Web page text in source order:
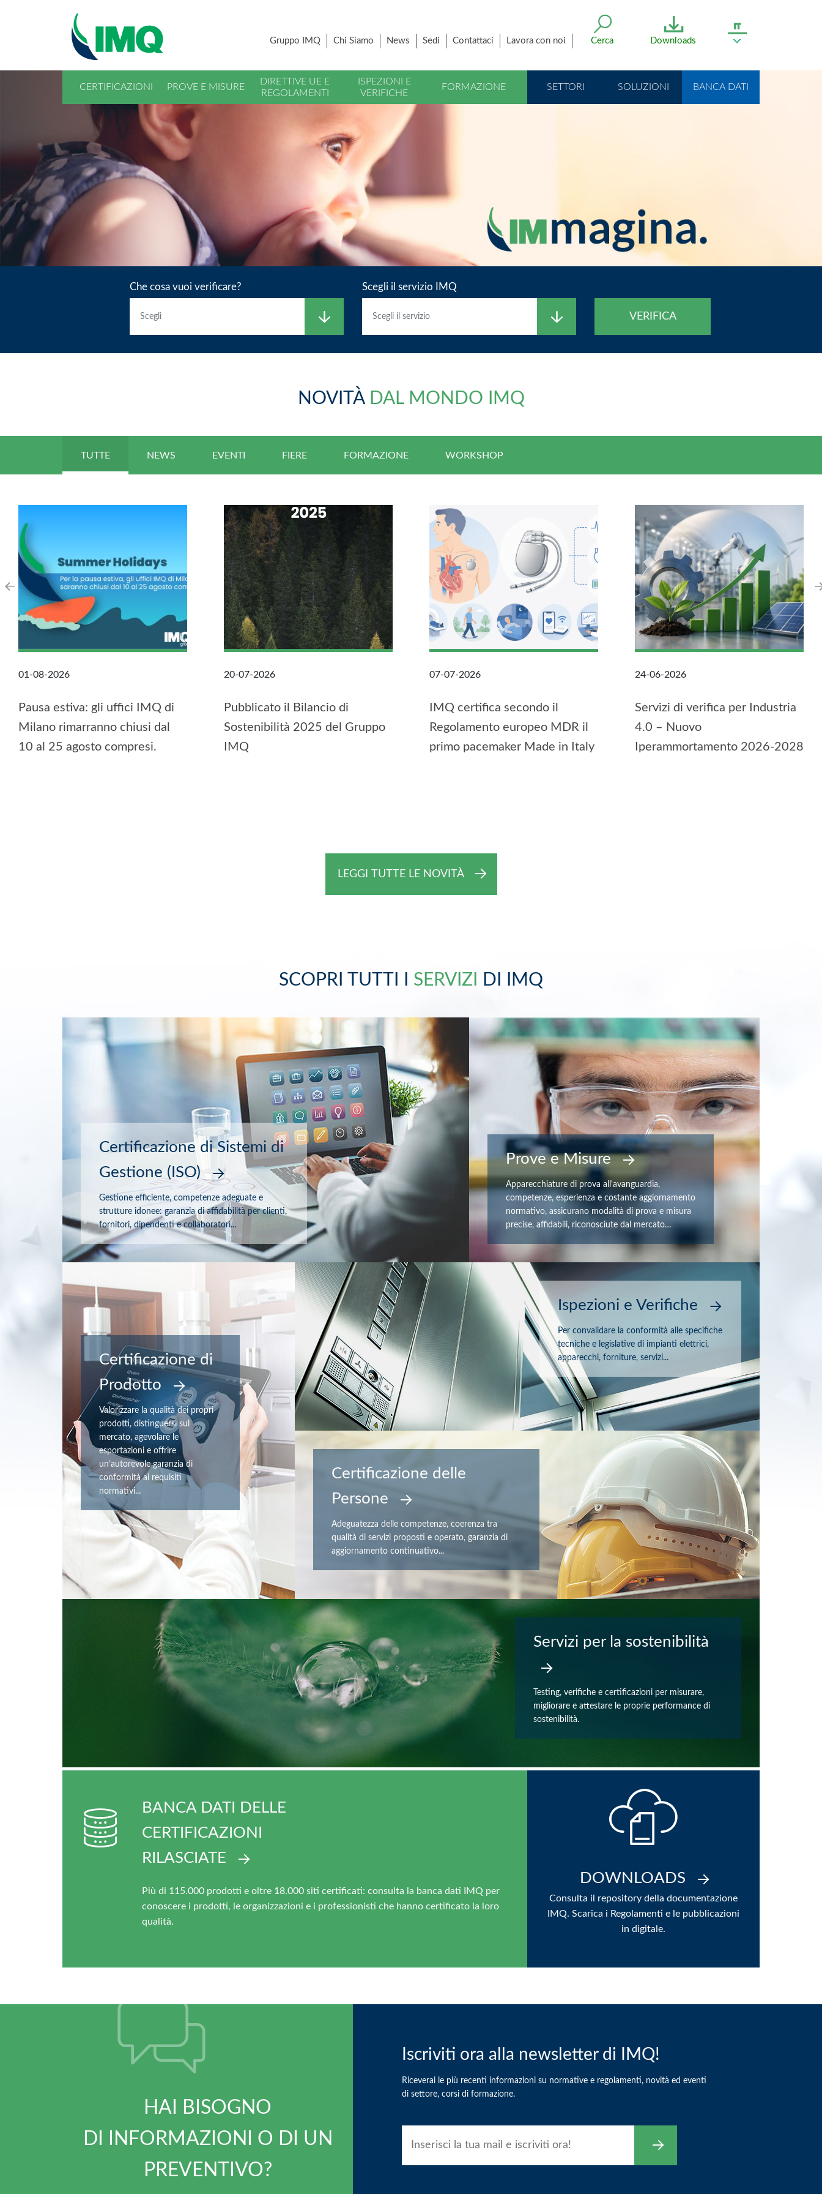
Gruppo IMQ Chi Siamo News Sedi Contattaci Lavora con noi Cerca Downloads
CERTIFICAZIONI PROVE E MISURE
DIRETTIVE UE E
REGOLAMENTI
ISPEZIONI E
VERIFICHE
FORMAZIONE SETTORI SOLUZIONI BANCA DATI
Che cosa vuoi verificare? Scegli il servizio IMQ
VERIFICA
NOVITÀ DAL MONDO IMQ
TUTTE NEWS EVENTI FIERE FORMAZIONE WORKSHOP
01-08-2026
Pausa estiva: gli uffici IMQ di
Milano rimarranno chiusi dal
10 al 25 agosto compresi.
20-07-2026
Pubblicato il Bilancio di
Sostenibilità 2025 del Gruppo
IMQ
07-07-2026
IMQ certifica secondo il
Regolamento europeo MDR il
primo pacemaker Made in Italy
24-06-2026
Servizi di verifica per Industria
4.0 – Nuovo
Iperammortamento 2026-2028
LEGGI TUTTE LE NOVITÀ
SCOPRI TUTTI I SERVIZI DI IMQ
Certificazione di Sistemi di
Gestione (ISO)
Gestione efficiente, competenze adeguate e
strutture idonee: garanzia di affidabilità per clienti,
fornitori, dipendenti e collaboratori...
Prove e Misure
Apparecchiature di prova all'avanguardia,
competenze, esperienza e costante aggiornamento
normativo, assicurano modalità di prova e misura
precise, affidabili, riconosciute dal mercato…
Certificazione di
Prodotto
Valorizzare la qualità dei propri
prodotti, distinguersi sul
mercato, agevolare le
esportazioni e offrire
un’autorevole garanzia di
conformità ai requisiti
normativi...
Ispezioni e Verifiche
Per convalidare la conformità alle specifiche
tecniche e legislative di impianti elettrici,
apparecchi, forniture, servizi...
Certificazione delle
Persone
Adeguatezza delle competenze, coerenza tra
qualità di servizi proposti e operato, garanzia di
aggiornamento continuativo...
Servizi per la sostenibilità
Testing, verifiche e certificazioni per misurare,
migliorare e attestare le proprie performance di
sostenibilità.
BANCA DATI DELLE
CERTIFICAZIONI
RILASCIATE
Più di 115.000 prodotti e oltre 18.000 siti certificati: consulta la banca dati IMQ per
conoscere i prodotti, le organizzazioni e i professionisti che hanno certificato la loro
qualità.
DOWNLOADS
Consulta il repository della documentazione
IMQ. Scarica i Regolamenti e le pubblicazioni
in digitale.
HAI BISOGNO
DI INFORMAZIONI O DI UN
PREVENTIVO?
Iscriviti ora alla newsletter di IMQ!
Riceverai le più recenti informazioni su normative e regolamenti, novità ed eventi
di settore, corsi di formazione.